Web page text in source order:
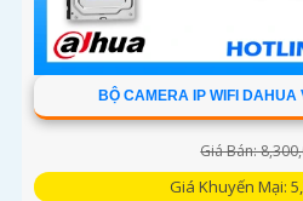
BỘ CAMERA IP WIFI DAHUA
Giá Bán:
Giá Khuyến Mại: